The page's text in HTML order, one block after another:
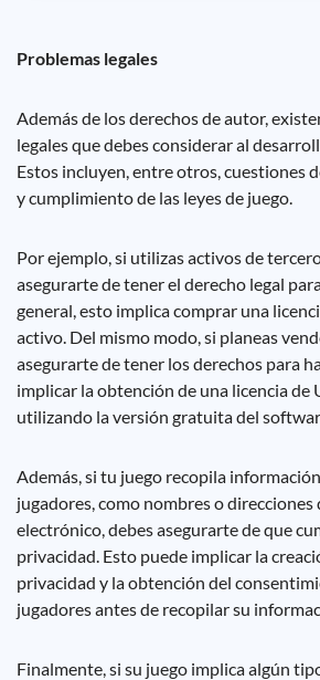
Problemas legales
Además de los derechos de autor,
legales que debes considerar al
Estos incluyen, entre otros, cuestiones
y cumplimiento de las leyes de juego.
Por ejemplo, si utilizas activos de
asegurarte de tener el derecho legal
general, esto implica comprar una
activo. Del mismo modo, si planeas
asegurarte de tener los derechos para
implicar la obtención de una licencia de
utilizando la versión gratuita del
Además, si tu juego recopila
jugadores, como nombres o direcciones
electrónico, debes asegurarte de que
privacidad. Esto puede implicar la
privacidad y la obtención del
jugadores antes de recopilar su
Finalmente, si su juego implica algún